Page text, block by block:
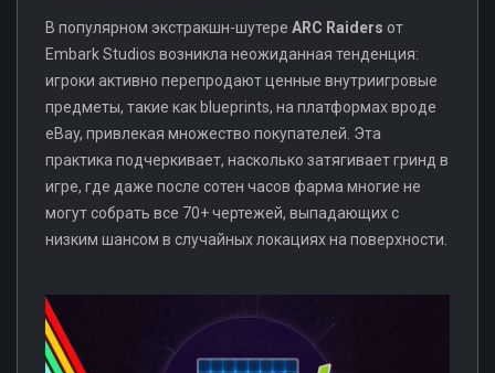
В популярном экстракшн-шутере ARC Raiders от
Embark Studios возникла неожиданная тенденция:
игроки активно перепродают ценные внутриигровые
предметы, такие как blueprints, на платформах вроде
eBay, привлекая множество покупателей. Эта
практика подчеркивает, насколько затягивает гринд в
игре, где даже после сотен часов фарма многие не
могут собрать все 70+ чертежей, выпадающих с
низким шансом в случайных локациях на поверхности.